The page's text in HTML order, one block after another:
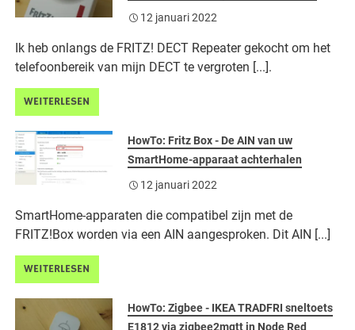
12 januari 2022
Ik heb onlangs de FRITZ! DECT Repeater gekocht om het
telefoonbereik van mijn DECT te vergroten [...].
WEITERLESEN
HowTo: Fritz Box - De AIN van uw
SmartHome-apparaat achterhalen
12 januari 2022
SmartHome-apparaten die compatibel zijn met de
FRITZ!Box worden via een AIN aangesproken. Dit AIN [...]
WEITERLESEN
HowTo: Zigbee - IKEA TRADFRI sneltoets
E1812 via zigbee2mqtt in Node Red